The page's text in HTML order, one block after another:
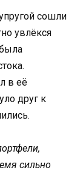
сошли
увлёкся
в её
друг к
сильно